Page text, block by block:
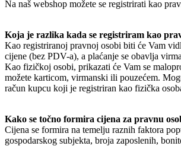
Na naš webshop možete se registrirati kao
Koja je razlika kada se registriram kao
Kao registriranoj pravnoj osobi biti će Vam
cijene (bez PDV-a), a plaćanje se obavlja
Kao fizičkoj osobi, prikazati će Vam se
možete karticom, virmanski ili pouzećem.
račun kupcu koji je registriran kao fizička
Kako se točno formira cijena za pravnu
Cijena se formira na temelju raznih faktora
gospodarskog subjekta, broja zaposlenih,